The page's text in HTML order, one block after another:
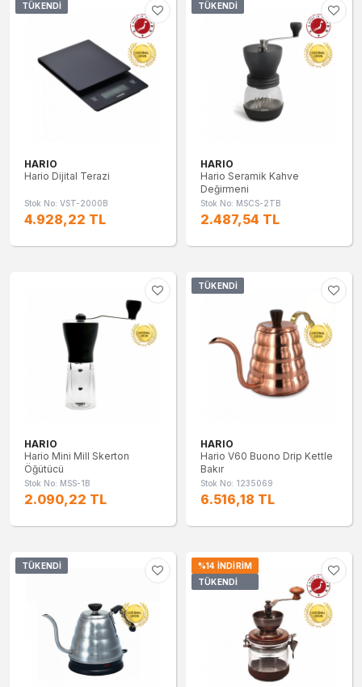
TÜKENDI
HARIO
Hario Dijital Terazi
Stok No: VST-2000B
4.928,22 TL
TÜKENDI
HARIO
Hario Seramik Kahve
Değirmeni
Stok No: MSCS-2TB
2.487,54 TL
HARIO
Hario Mini Mill Skerton
Öğütücü
Stok No: MSS-1B
2.090,22 TL
TÜKENDI
HARIO
Hario V60 Buono Drip Kettle
Bakır
Stok No: 1235069
6.516,18 TL
TÜKENDI
%14 İNDIRIM
TÜKENDI